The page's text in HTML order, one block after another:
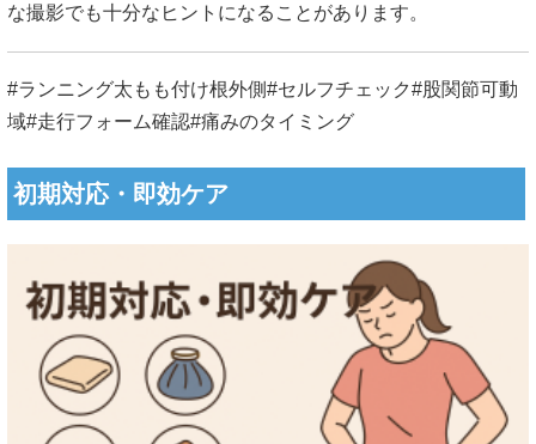
な撮影でも十分なヒントになることがあります。
#ランニング太もも付け根外側#セルフチェック#股関節可動
域#走行フォーム確認#痛みのタイミング
初期対応・即効ケア